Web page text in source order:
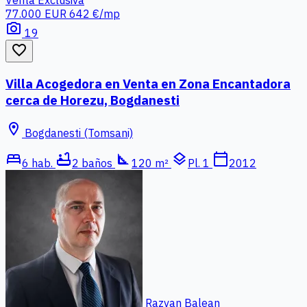
77.000 EUR 642 €/mp
photo_camera 19
favorite_border
Villa Acogedora en Venta en Zona Encantadora
cerca de Horezu, Bogdanesti
location_on Bogdanesti (Tomsani)
bed6 hab. bathtub2 baños square_foot 120 m² layers Pl. 1 calendar_today2012
Razvan Balean